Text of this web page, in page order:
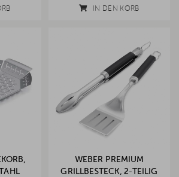
IN DEN KORB
WEBER PREMIUM
GRILLBESTECK, 2-TEILIG